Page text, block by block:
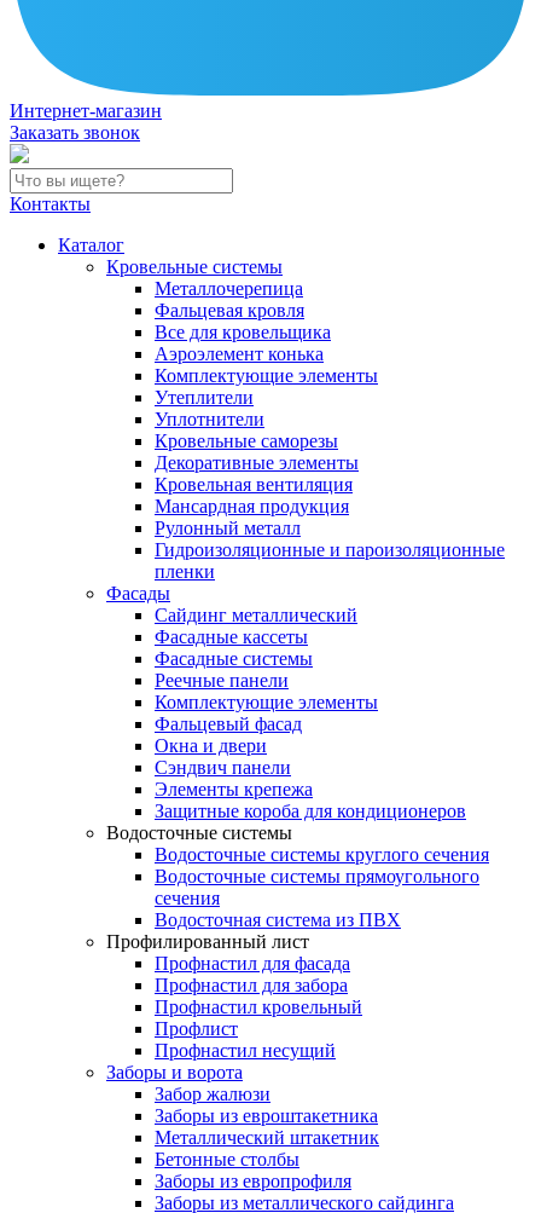
Интернет-магазин
Заказать звонок
Контакты
Каталог
Кровельные системы
Металлочерепица
Фальцевая кровля
Все для кровельщика
Аэроэлемент конька
Комплектующие элементы
Утеплители
Уплотнители
Кровельные саморезы
Декоративные элементы
Кровельная вентиляция
Мансардная продукция
Рулонный металл
Гидроизоляционные и пароизоляционные
пленки
Фасады
Сайдинг металлический
Фасадные кассеты
Фасадные системы
Реечные панели
Комплектующие элементы
Фальцевый фасад
Окна и двери
Сэндвич панели
Элементы крепежа
Защитные короба для кондиционеров
Водосточные системы
Водосточные системы круглого сечения
Водосточные системы прямоугольного
сечения
Водосточная система из ПВХ
Профилированный лист
Профнастил для фасада
Профнастил для забора
Профнастил кровельный
Профлист
Профнастил несущий
Заборы и ворота
Забор жалюзи
Заборы из евроштакетника
Металлический штакетник
Бетонные столбы
Заборы из европрофиля
Заборы из металлического сайдинга